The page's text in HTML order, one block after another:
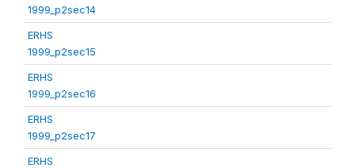
1999_p2sec14
ERHS
1999_p2sec15
ERHS
1999_p2sec16
ERHS
1999_p2sec17
ERHS